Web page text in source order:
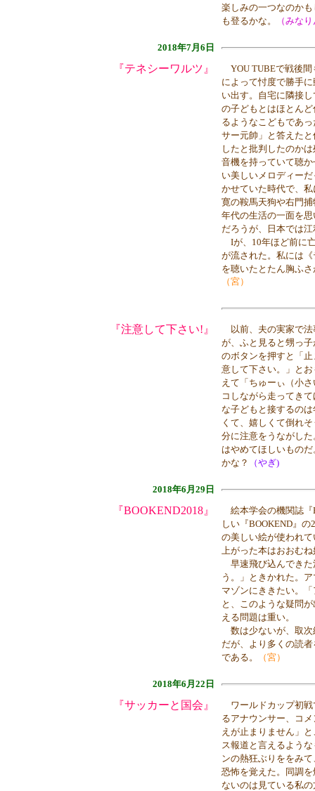
楽しみの一つなのか
も登るかな。
（みな
2018年7月6日
『テネシーワルツ』
YOU TUBEで戦後間
によって忖度で勝手
い出す。自宅に隣接
の子どもとはほとん
るようなこどもであ
サー元帥」と答えた
したと批判したのか
音機を持っていて聴
い美しいメロディー
かせていた時代で、
寛の鞍馬天狗や右門
年代の生活の一面を
だろうが、日本では
Iが、10年ほど前に
が流された。私には
を聴いたとたん胸ふ
（宮）
『注意して下さい!』
以前、夫の実家で法
が、ふと見ると甥っ
のボタンを押すと「
意して下さい。」と
えて「ちゅーぃ（小
コしながら走ってき
な子どもと接するの
くて、嬉しくて倒れ
分に注意をうながし
はやめてほしいもの
かな？
（やぎ)
2018年6月29日
『BOOKEND2018』
絵本学会の機関誌『
しい『BOOKEND』
の美しい絵が使われ
上がった本はおおむ
早速飛び込んできた
う。」ときかれた。
マゾンにききたい。
と、このような疑問
える問題は重い。
数は少ないが、取次
だが、より多くの読
である。
（宮）
2018年6月22日
『サッカーと国会』
ワールドカップ初戦
るアナウンサー、コ
えが止まりません」
ス報道と言えるよう
ンの熱狂ぶりををみ
恐怖を覚えた。同調
ないのは見ている私の